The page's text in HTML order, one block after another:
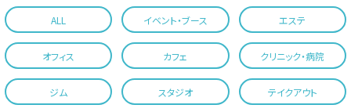
ALL イベント・ブース エステ
オフィス カフェ クリニック・病院
ジム スタジオ テイクアウト